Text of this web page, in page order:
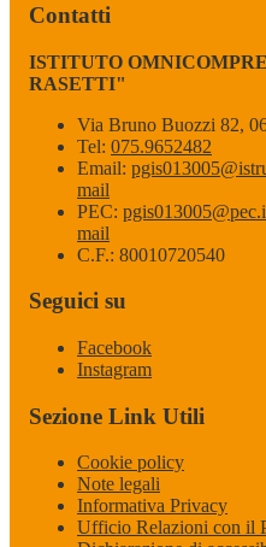
Contatti
ISTITUTO
RASETTI"
Via Bruno Buozzi 82,
Tel: 075.9652482
Email:
mail
PEC:
mail
C.F.: 80010720540
Seguici su
Facebook
Instagram
Sezione Link Utili
Cookie policy
Note legali
Informativa Privacy
Ufficio Relazioni con il